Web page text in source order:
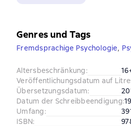
Genres und Tags
Fremdsprachige Psychologie,
Altersbeschränkung:
Veröffentlichungsdatum auf
Übersetzungsdatum:
Datum der Schreibbeendigung:
Umfang:
ISBN: